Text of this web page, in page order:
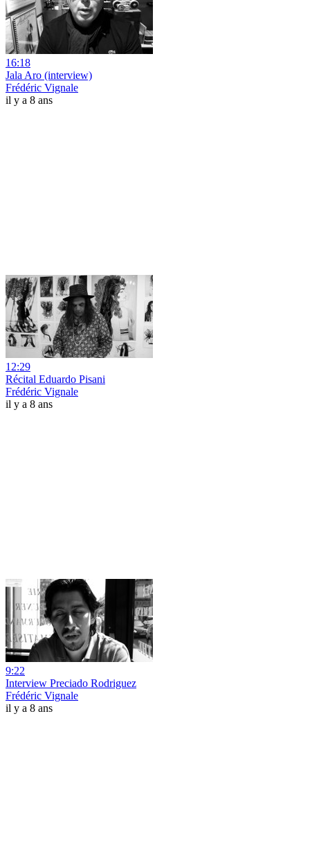
16:18
Jala Aro (interview)
Frédéric Vignale
il y a 8 ans
12:29
Récital Eduardo Pisani
Frédéric Vignale
il y a 8 ans
9:22
Interview Preciado Rodriguez
Frédéric Vignale
il y a 8 ans